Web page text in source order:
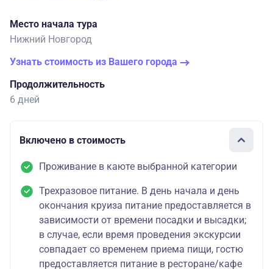
Место начала тура
Нижний Новгород
Узнать стоимость из Вашего города
Продолжительность
6 дней
Включено в стоимость
Проживание в каюте выбранной категории
Трехразовое питание. В день начала и день
окончания круиза питание предоставляется в
зависимости от времени посадки и высадки;
в случае, если время проведения экскурсии
совпадает со временем приема пищи, гостю
предоставляется питание в ресторане/кафе